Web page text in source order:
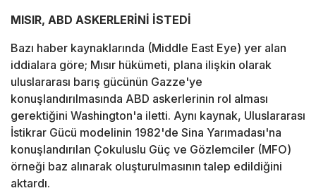
MISIR, ABD ASKERLERİNİ İSTEDİ
Bazı haber kaynaklarında (Middle East Eye) yer alan
iddialara göre; Mısır hükümeti, plana ilişkin olarak
uluslararası barış gücünün Gazze'ye
konuşlandırılmasında ABD askerlerinin rol alması
gerektiğini Washington'a iletti. Aynı kaynak, Uluslararası
İstikrar Gücü modelinin 1982'de Sina Yarımadası'na
konuşlandırılan Çokuluslu Güç ve Gözlemciler (MFO)
örneği baz alınarak oluşturulmasının talep edildiğini
aktardı.